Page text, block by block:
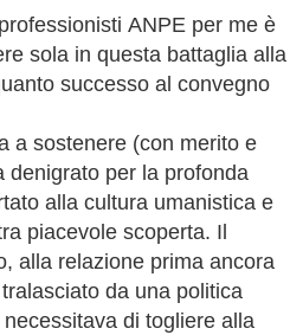
ANPE per me è
sola in questa battaglia alla
successo al convegno
a sostenere (con merito e
denigrato per la profonda
alla cultura umanistica e
piacevole scoperta. Il
alla relazione prima ancora
da una politica
di togliere alla